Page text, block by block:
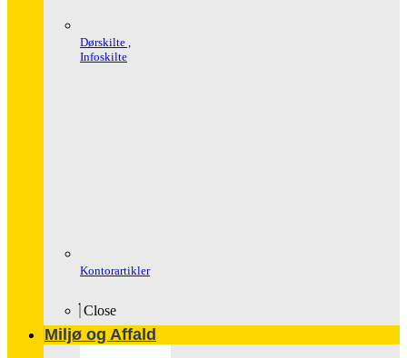
Dørskilte ,
Infoskilte
Kontorartikler
Close
Miljø og Affald